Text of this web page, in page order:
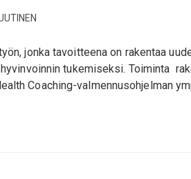
jonka tavoitteena on rakentaa
tukemiseksi. Toiminta
Coaching-valmennusohjelman